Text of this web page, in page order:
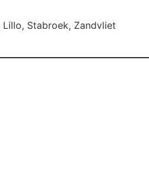
Lillo, Stabroek, Zandvliet